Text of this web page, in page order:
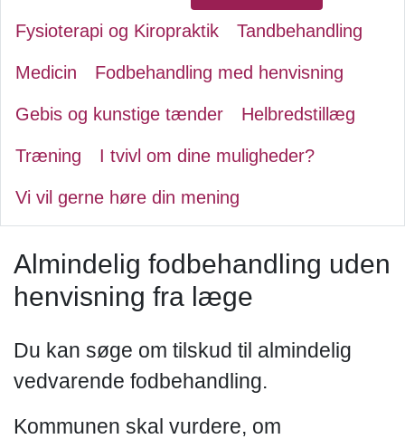
Fysioterapi og Kiropraktik Tandbehandling
Medicin Fodbehandling med henvisning
Gebis og kunstige tænder Helbredstillæg
Træning I tvivl om dine muligheder?
Vi vil gerne høre din mening
Almindelig fodbehandling uden
henvisning fra læge
Du kan søge om tilskud til almindelig
vedvarende fodbehandling.
Kommunen skal vurdere, om